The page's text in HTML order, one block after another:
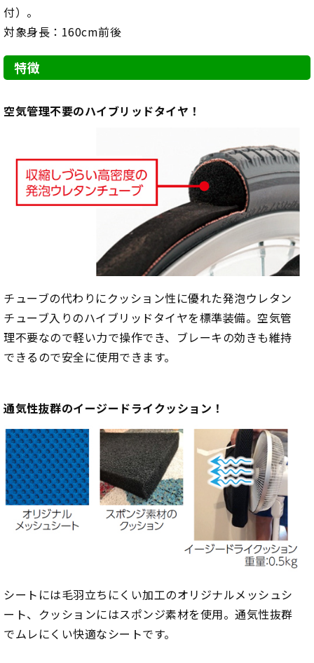
付）。
対象身長：160cm前後
特徴
空気管理不要のハイブリッドタイヤ！
チューブの代わりにクッション性に優れた発泡ウレタン
チューブ入りのハイブリッドタイヤを標準装備。空気管
理不要なので軽い力で操作でき、ブレーキの効きも維持
できるので安全に使用できます。
通気性抜群のイージードライクッション！
シートには毛羽立ちにくい加工のオリジナルメッシュシ
ート、クッションにはスポンジ素材を使用。通気性抜群
でムレにくい快適なシートです。